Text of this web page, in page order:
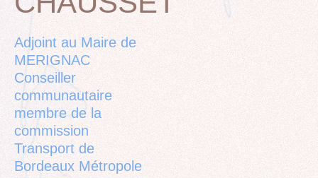
to
Adjoint au Maire de
MERIGNAC
Conseiller
communautaire
membre de la
commission
Transport de
Bordeaux Métropole